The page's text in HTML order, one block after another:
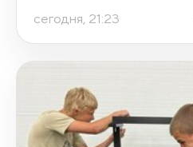
сегодня, 21:23